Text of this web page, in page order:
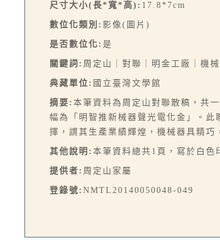
尺寸大小(長*寬*高): 17.8*7cm
數位化類別: 影像(圖片)
是否數位化: 是
關鍵詞: 周定山｜對聯｜明金工廠｜機
典藏單位: 國立臺灣文學館
摘要: 本筆資料為周定山對聯散稿，共
幅為「明智推新械器聲光電化金」。
揮，謂其生產業績輝煌，機械器具精巧
其他說明: 本筆資料總共1頁，寫於白色
提供者: 周定山家屬
登錄號: NMTL20140050048-049